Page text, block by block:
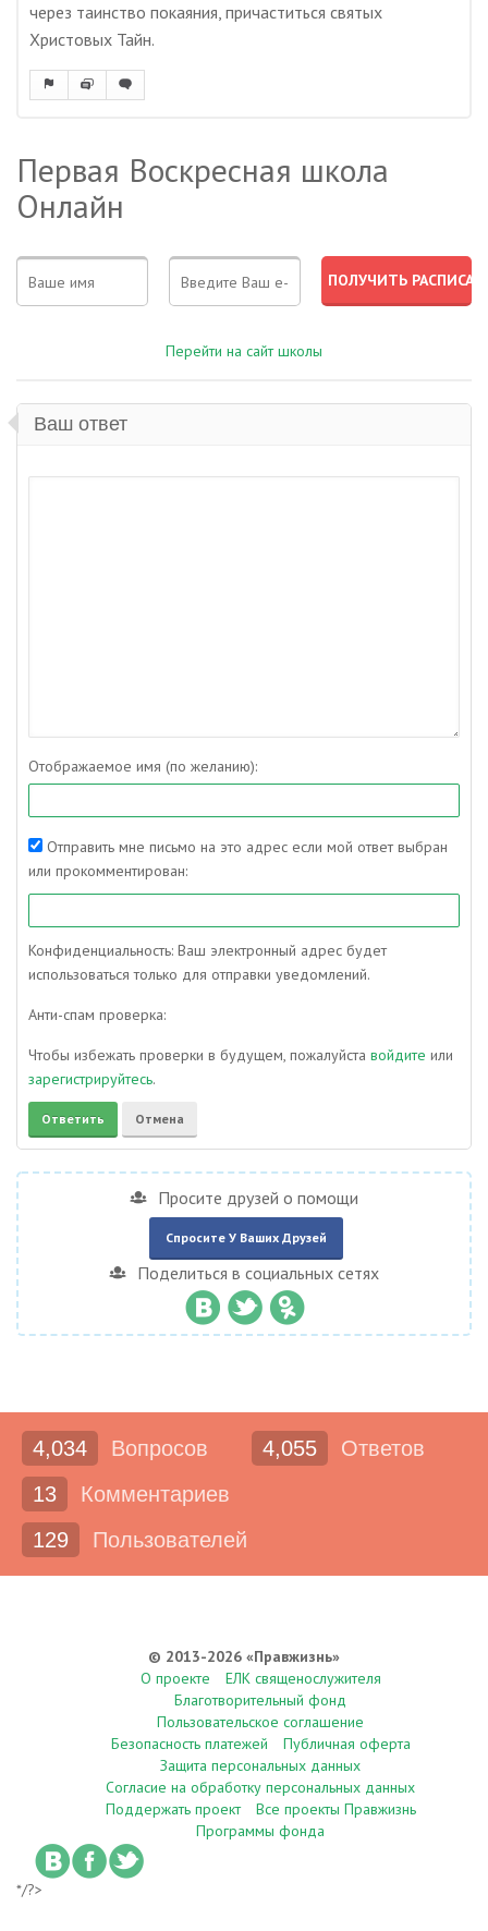
через таинство покаяния, причаститься святых
Христовых Тайн.
Первая Воскресная школа
Онлайн
Перейти на сайт школы
Ваш ответ
Отображаемое имя (по желанию):
Отправить мне письмо на это адрес если мой ответ выбран
или прокомментирован:
Конфиденциальность: Ваш электронный адрес будет
использоваться только для отправки уведомлений.
Анти-спам проверка:
Чтобы избежать проверки в будущем, пожалуйста войдите или
зарегистрируйтесь.
Просите друзей о помощи
Спросите У Ваших Друзей
Поделиться в социальных сетях
4,034 Вопросов 4,055
Ответов
13
Комментариев
129
Пользователей
© 2013-2026 «Правжизнь»
О проекте
ЕЛК священослужителя
Благотворительный фонд
Пользовательское соглашение
Безопасность платежей
Публичная оферта
Защита персональных данных
Согласие на обработку персональных данных
Поддержать проект
Все проекты Правжизнь
Программы фонда
*/?>